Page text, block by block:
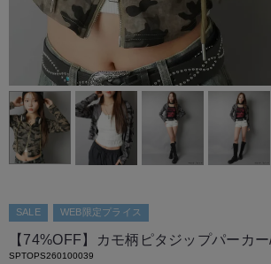
SALE WEB限定プライス
【74%OFF】カモ柄ピタジップパーカ
SPTOPS260100039